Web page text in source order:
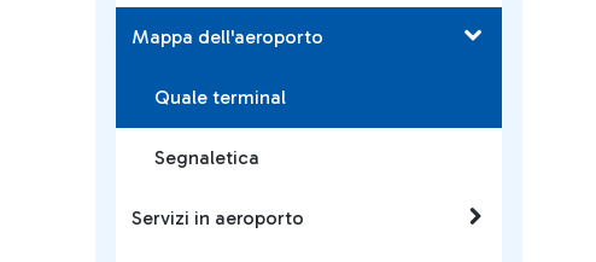
Mappa dell'aeroporto
Quale terminal
Segnaletica
Servizi in aeroporto